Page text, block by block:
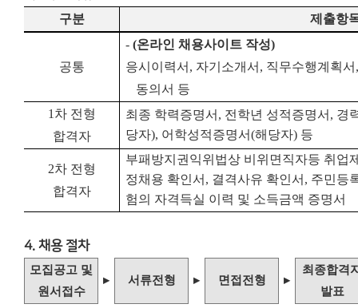
구분
제출항
공통
- (온라인 채용사이트 작성)
응시이력서 , 자기소개서 , 직무수행계획서
동의서 등
1 차 전형
합격자
최종 학력증명서 , 전학년 성적증명서 , 경
당자), 어학성적증명서(해당자) 등
2차 전형
합격자
부패방지권익위법상 비위면직자등 취업
정채용 확인서 , 결격사유 확인서 , 주민등
험의 자격득실 이력 및 소득금액 증명서
4. 채용 절차
모집공고 및
원서접수
▸ 서류전형 ▸ 면접전형 ▸
최종합격
발표